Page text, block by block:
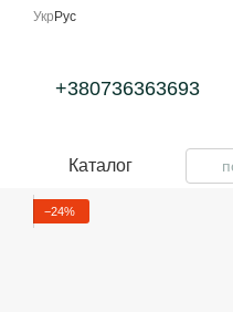
Перейти к основному контенту
Укр Рус
+380736363693
Каталог
−24%